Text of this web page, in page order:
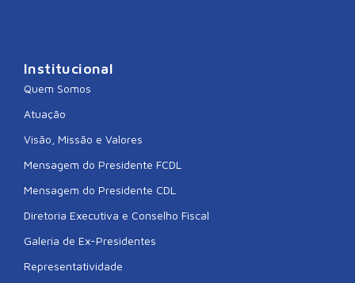
Institucional
Quem Somos
Atuação
Visão, Missão e Valores
Mensagem do Presidente FCDL
Mensagem do Presidente CDL
Diretoria Executiva e Conselho Fiscal
Galeria de Ex-Presidentes
Representatividade